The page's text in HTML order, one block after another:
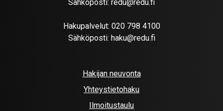
Sähköposti: redu@redu.fi
Hakupalvelut: 020 798 4100
Sähköposti: haku@redu.fi
Hakijan neuvonta
Yhteystietohaku
Ilmoitustaulu